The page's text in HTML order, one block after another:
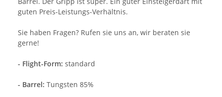
guten Preis-Leistungs-Verhältnis.
Sie haben Fragen? Rufen sie uns an, wir beraten sie
gerne!
- Flight-Form: standard
- Barrel: Tungsten 85%